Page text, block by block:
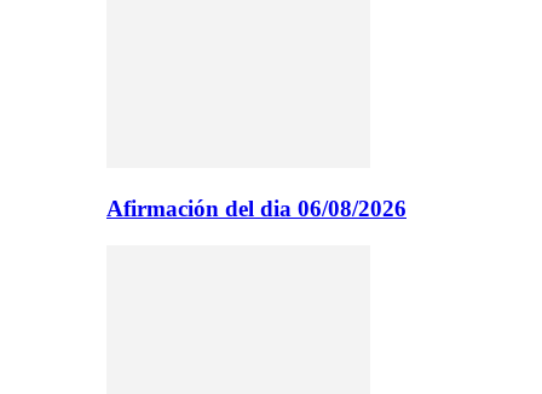
Afirmación del dia 06/08/2026